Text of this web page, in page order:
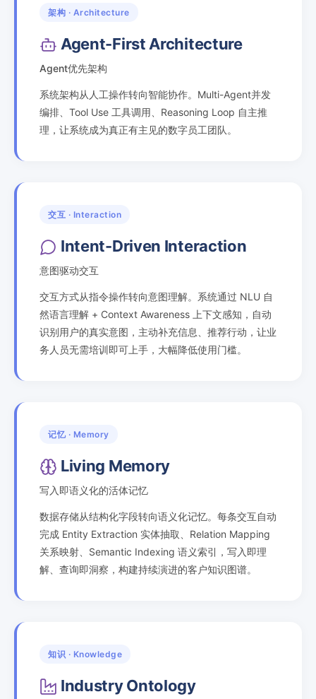
架构 · Architecture
Agent-First Architecture
Agent优先架构
系统架构从人工操作转向智能协作。Multi-Agent并发
编排、Tool Use 工具调用、Reasoning Loop 自主推
理，让系统成为真正有主见的数字员工团队。
交互 · Interaction
Intent-Driven Interaction
意图驱动交互
交互方式从指令操作转向意图理解。系统通过 NLU 自
然语言理解 + Context Awareness 上下文感知，自动
识别用户的真实意图，主动补充信息、推荐行动，让业
务人员无需培训即可上手，大幅降低使用门槛。
记忆 · Memory
Living Memory
写入即语义化的活体记忆
数据存储从结构化字段转向语义化记忆。每条交互自动
完成 Entity Extraction 实体抽取、Relation Mapping
关系映射、Semantic Indexing 语义索引，写入即理
解、查询即洞察，构建持续演进的客户知识图谱。
知识 · Knowledge
Industry Ontology